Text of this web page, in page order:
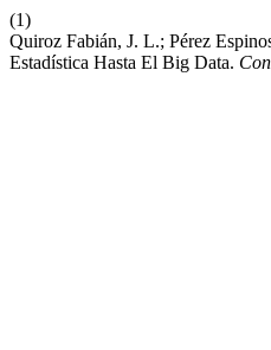
(1)
Quiroz Fabián, J. L.; Pérez
Estadística Hasta El Big Data.